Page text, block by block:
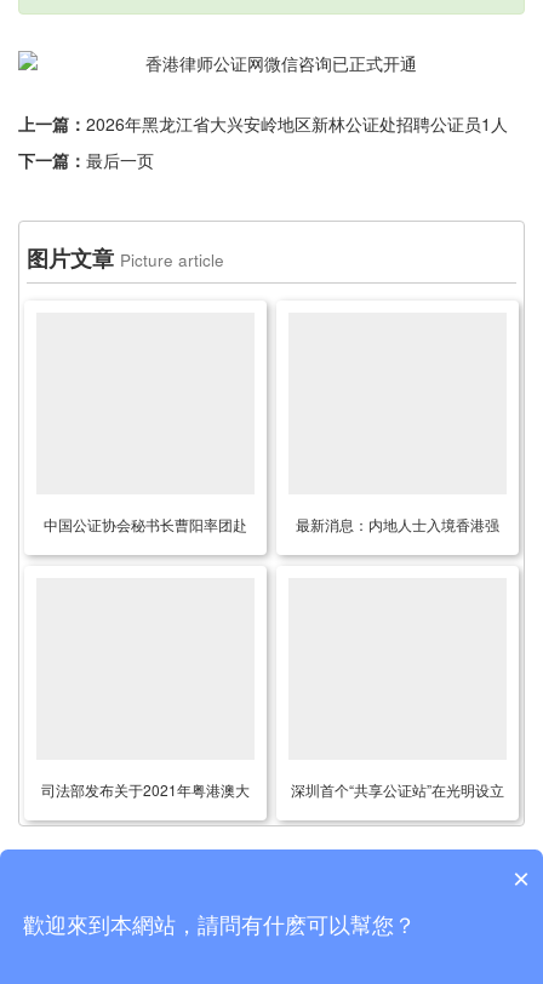
上一篇： 2026年黑龙江省大兴安岭地区新林公证处招聘公证员1人
下一篇： 最后一页
图片文章 Picture article
中国公证协会秘书长曹阳率团赴
蒙古出席国际公证联盟亚委会第
最新消息：内地人士入境香港强
制隔离14天检疫令继续延长至12
司法部发布关于2021年粤港澳大
湾区律师执业考试的公告
深圳首个“共享公证站”在光明设立
公证嵌入基层治理开启便民惠企
Copyright © 2015-2026 香港律师公证网 版权所有
×
歡迎來到本網站，請問有什麽可以幫您？